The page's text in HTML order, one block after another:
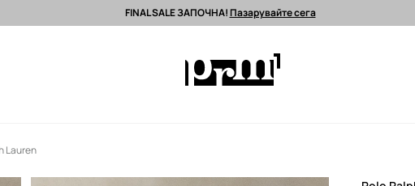
и връщане за поръчки над 90 EUR * Изпращане до 24 часа >
FINAL SALE ЗАПОЧНА!Пазарувайте сега
Lauren